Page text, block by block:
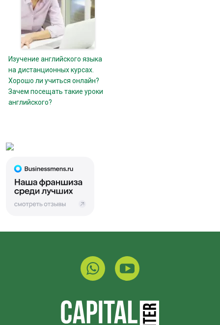
Изучение английского языка
на дистанционных курсах.
Хорошо ли учиться онлайн?
Зачем посещать такие уроки
английского?